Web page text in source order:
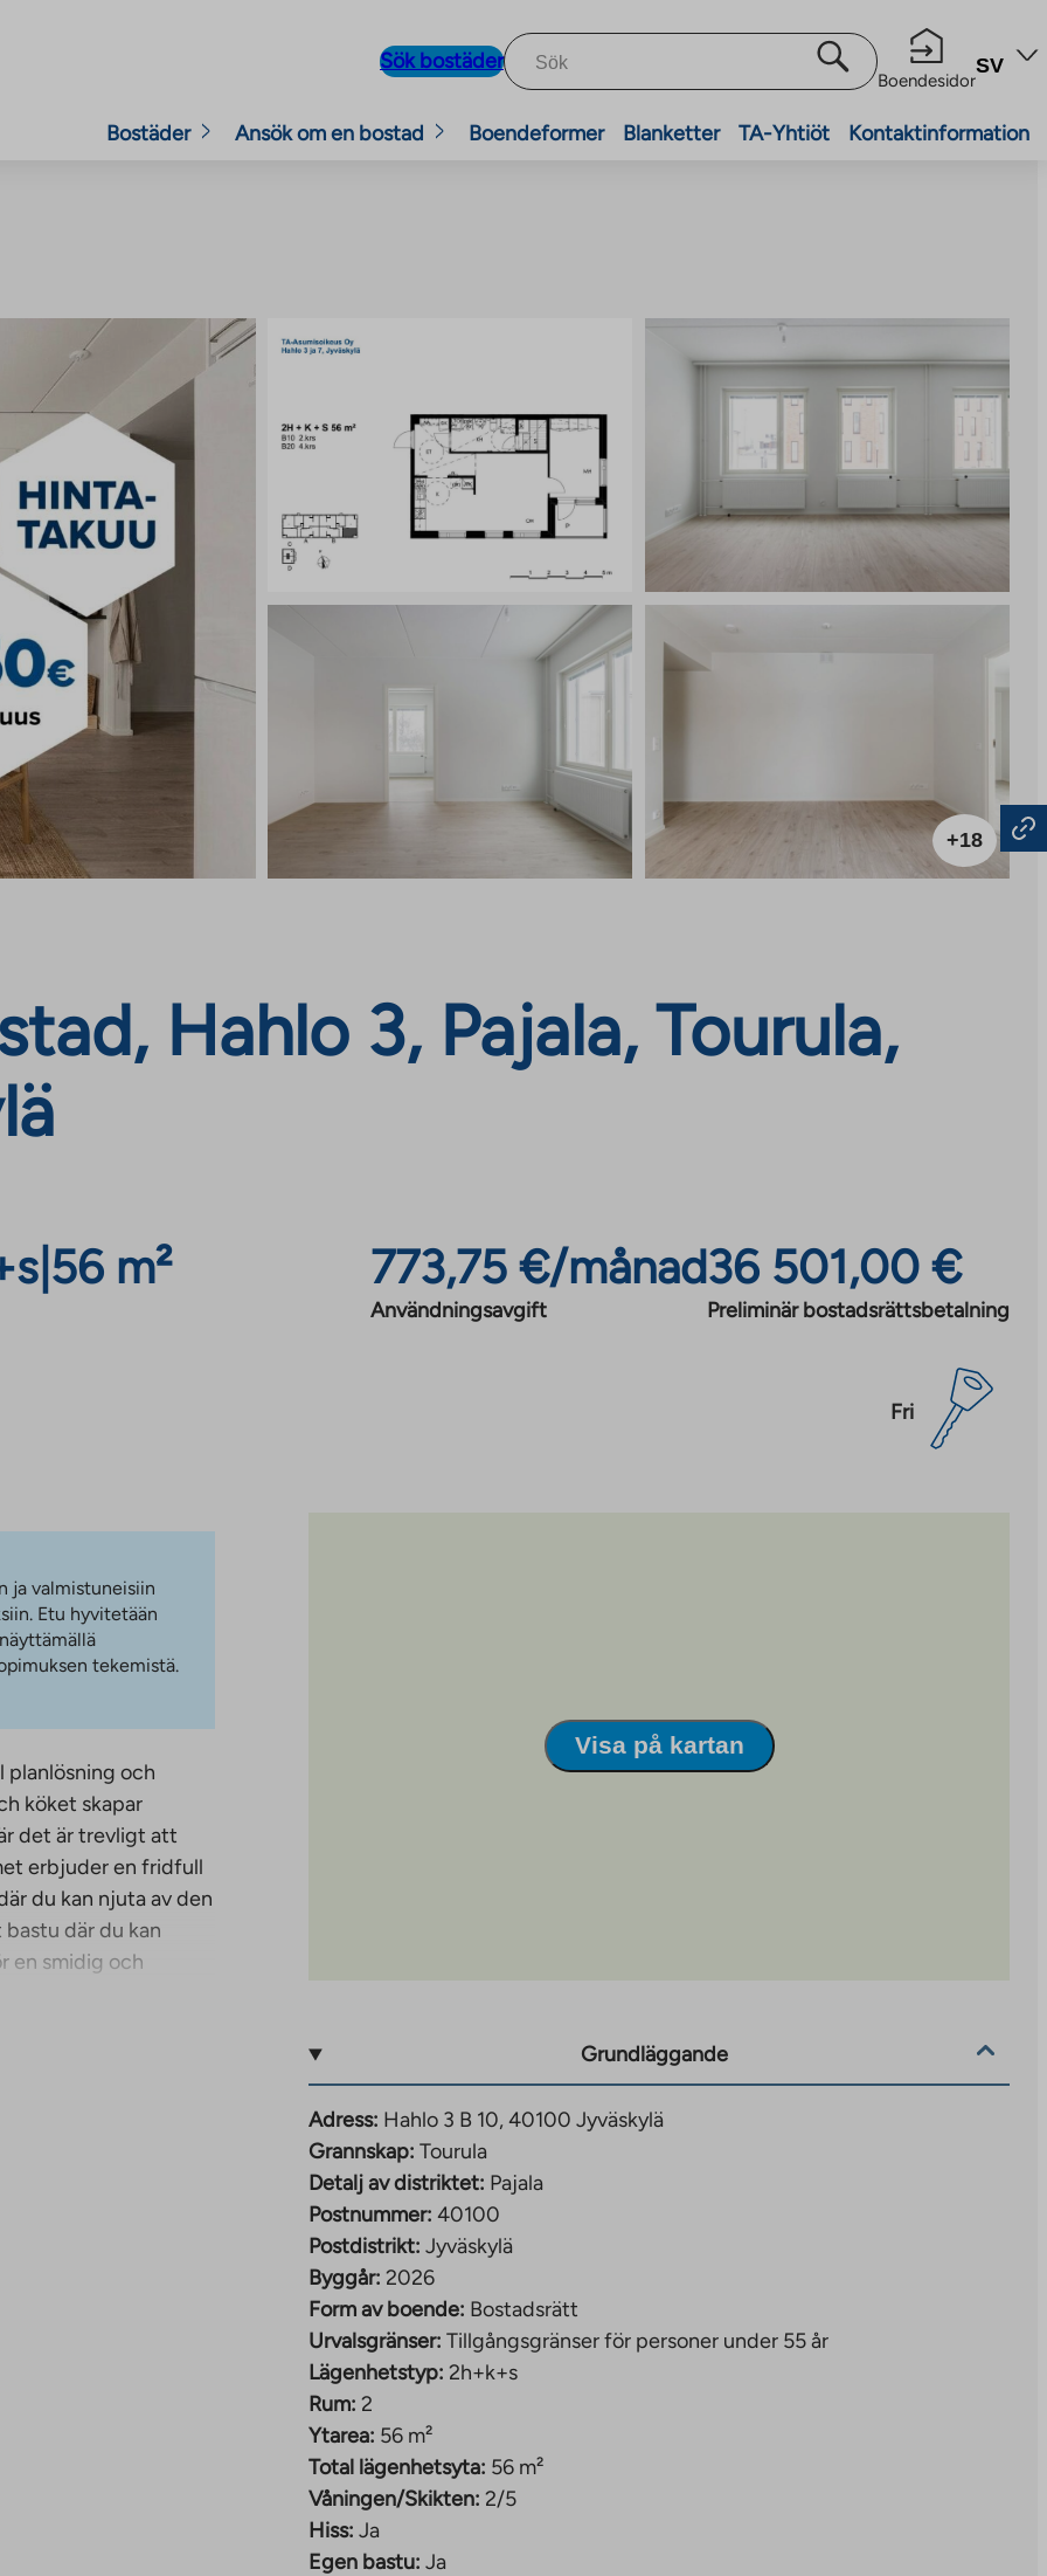
Sök bostäder
Boendesidor
SV
Bostäder Ansök om en bostad Boendeformer Blanketter TA-Yhtiöt Kontaktinformation
+18
Hahlo 3, Pajala, Tourula,
56 m² 773,75 €/månad
Användningsavgift
36 501,00 €
Preliminär bostadsrättsbetalning
Fri
ja valmistuneisiin
Etu hyvitetään
tekemistä.
planlösning och
köket skapar
det är trevligt att
erbjuder en fridfull
du kan njuta av den
där du kan
en smidig och
3 och 7 består
Det ena
och barnvagnar,
ett
totalt 26
är garageplatser
Visa på kartan
Grundläggande
Adress: Hahlo 3 B 10, 40100 Jyväskylä
Grannskap: Tourula
Detalj av distriktet: Pajala
Postnummer: 40100
Postdistrikt: Jyväskylä
Byggår: 2026
Form av boende: Bostadsrätt
Urvalsgränser: Tillgångsgränser för personer under 55 år
Lägenhetstyp: 2h+k+s
Rum: 2
Ytarea: 56 m²
Total lägenhetsyta: 56 m²
Våningen/Skikten: 2/5
Hiss: Ja
Egen bastu: Ja